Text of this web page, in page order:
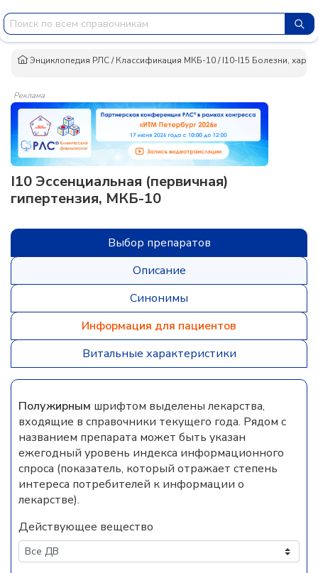
Энциклопедия РЛС/Классификация МКБ-10/I10-I15 Болезни,
Реклама
I10 Эссенциальная (первичная)
гипертензия, МКБ-10
Выбор препаратов
Описание
Синонимы
Информация для пациентов
Витальные характеристики
Полужирным шрифтом выделены лекарства,
входящие в справочники текущего года. Рядом с
названием препарата может быть указан
ежегодный уровень индекса информационного
спроса (показатель, который отражает степень
интереса потребителей к информации о
лекарстве).
Действующее вещество